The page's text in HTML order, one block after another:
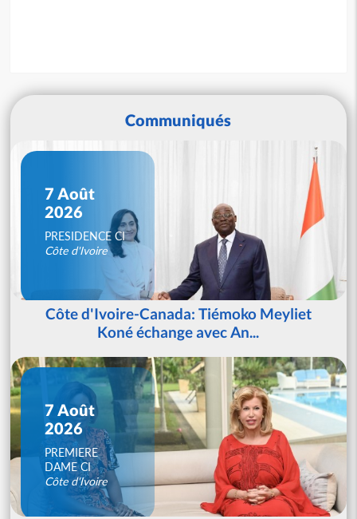
Communiqués
7 Août
2026
PRESIDENCE CI
Côte d'Ivoire
Côte d'Ivoire-Canada: Tiémoko Meyliet
Koné échange avec An...
7 Août
2026
PREMIERE
DAME CI
Côte d'Ivoire